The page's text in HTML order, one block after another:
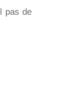
pas de